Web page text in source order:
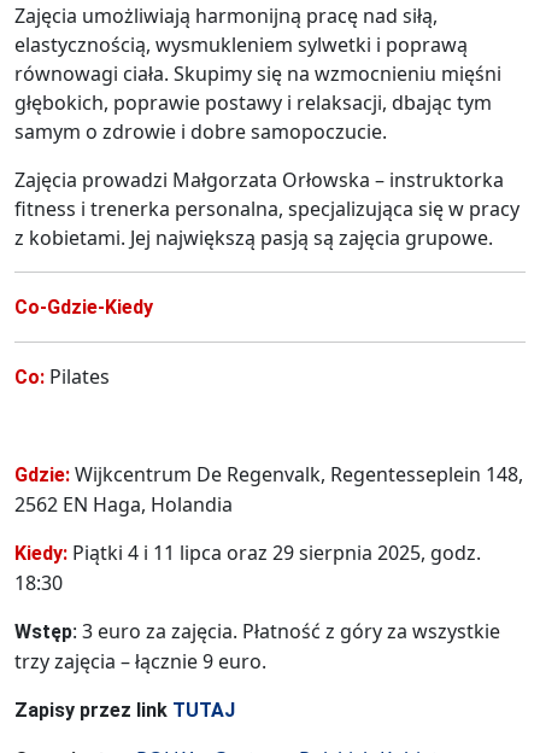
Zajęcia umożliwiają harmonijną pracę nad siłą,
elastycznością, wysmukleniem sylwetki i poprawą
równowagi ciała. Skupimy się na wzmocnieniu mięśni
głębokich, poprawie postawy i relaksacji, dbając tym
samym o zdrowie i dobre samopoczucie.
Zajęcia prowadzi Małgorzata Orłowska – instruktorka
fitness i trenerka personalna, specjalizująca się w pracy
z kobietami. Jej największą pasją są zajęcia grupowe.
Co-Gdzie-Kiedy
Co: Pilates
Gdzie: Wijkcentrum De Regenvalk, Regentesseplein 148,
2562 EN Haga, Holandia
Kiedy: Piątki 4 i 11 lipca oraz 29 sierpnia 2025, godz.
18:30
Wstęp: 3 euro za zajęcia. Płatność z góry za wszystkie
trzy zajęcia – łącznie 9 euro.
Zapisy przez link TUTAJ